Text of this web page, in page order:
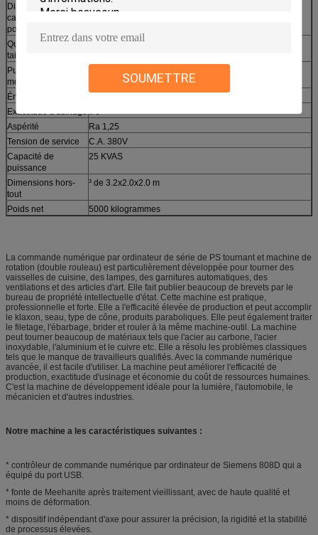
SOUMETTRE
Diamètre de
cannette de contre-
pointe
Quantité d'outils/de
taille de jambe
² de 4+1/30x30 millimètre
Puissance de
moteur d'axe
Énergie hydraulique
Exactitude d'usinageIl 6
Aspérité
Ra 1,25
Tension de service
C.A. 380V
Capacité de
puissance
25 KVAS
Dimensions hors-
tout
³ de 3.2x2.0x2.0 m
Poids net 5000 kilogrammes
La commande numérique par ordinateur de série de PS tournant et machine de
rotation (double rouleau) est particulièrement développée pour tourner des
vaisselles de cuisine, des lampes, des garnitures automatiques, des
ventilations et des articles d'art. Elle fait publier beaucoup de brevets par le
bureau de propriété intellectuelle d'état. Cette machine est pratique,
professionnelle et forte. Elle a l'efficacité élevée de production et peut accomplir
le klaxon, seau, type de cône, produits paraboliques. Elle peut également traiter
le filetage, l'ébarbage, brider et rouler à la même machine-outil. La machine
peut tourner beaucoup de matériaux tels que l'acier au carbone, l'acier
inoxydable, l'aluminium et le cuivre etc. Elle a résolu les problèmes classiques
tels que le manque de travailleurs qualifiés. Avec la commande numérique
avancée, il est facile d'utiliser. La machine peut améliorer l'efficacité de
production, exactitude d'usinage et économie du coût de ressources humaines.
C'est la machine de développement idéale pour la lumière, l'automobile, le
mécanicien et d'autres industries.
Notre machine a les caractéristiques suivantes :
* contrôleur de commande numérique par ordinateur de Siemens 808D qui a
équipé du port USB.
* fonte de Meehanite après traitement vieillissant, avec de haute qualité et
moins de déformation.
* dispositif indépendant d'axe pour assurer la précision, la rigidité et la stabilité
de processus élevées.